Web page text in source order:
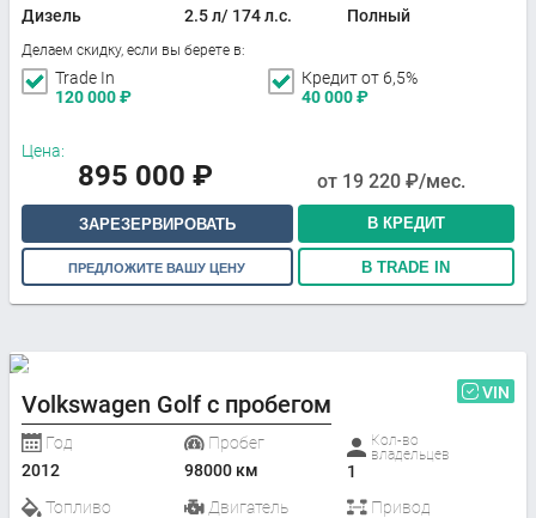
Дизель
2.5 л/ 174 л.с.
Полный
Делаем скидку, если вы берете в:
Trade In
120 000₽
Кредит от 6,5%
40 000₽
Цена:
895 000 ₽ от 19 220 ₽/мес.
ЗАРЕЗЕРВИРОВАТЬ В КРЕДИТ
ПРЕДЛОЖИТЕ ВАШУ ЦЕНУ В TRADE IN
Volkswagen Golf с пробегом VIN
Год
2012
Пробег
98000 км
Кол-во
владельцев
1
Топливо
Двигатель
Привод